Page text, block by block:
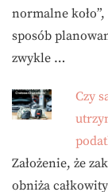
normalne
sposób
zwykle …
Czy
Założenie, że
obniża